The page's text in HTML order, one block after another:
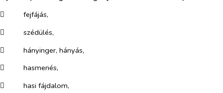
​
fejfájás,
​
szédülés,
​
hányinger, hányás,
​
hasmenés,
​
hasi fájdalom,